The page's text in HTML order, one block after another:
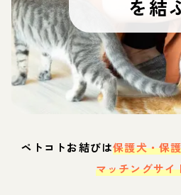
を結
ペトコトお結びは保護犬・保
マッチングサイ